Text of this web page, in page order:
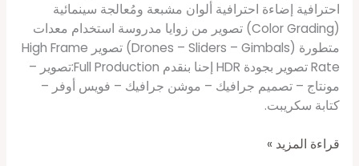
احترافية إضاءة احترافية ألوان مشبعة ومُعالجة سينمائية
(Color Grading) تصوير من زوايا مدروسة استخدام معدات
متطورة (Drones – Sliders – Gimbals) تصوير High Frame
Rate تصوير بجودة HDR إحنا بنقدم Full Production:تصوير –
مونتاج – تصميم جرافيك – موشن جرافيك – فويس أوفر –
كتابة سكريبت.
قراءة المزيد »